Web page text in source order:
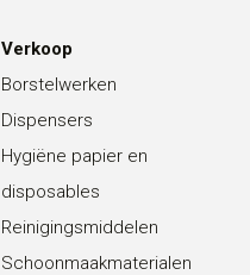
Verkoop
Borstelwerken
Dispensers
Hygiëne papier en
disposables
Reinigingsmiddelen
Schoonmaakmaterialen